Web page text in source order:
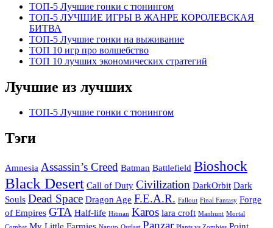
ТОП-5 Лучшие гонки с тюнингом
ТОП-5 ЛУЧШИЕ ИГРЫ В ЖАНРЕ КОРОЛЕВСКАЯ
БИТВА
ТОП-5 Лучшие гонки на выживание
ТОП 10 игр про волшебство
ТОП 10 лучших экономических стратегий
Лучшие из лучших
ТОП-5 Лучшие гонки с тюнингом
Тэги
Amnesia Assassin’s Creed Batman Battlefield Bioshock
Black Desert Call of Duty Civilization DarkOrbit Dark
Souls Dead Space Dragon Age F.E.A.R. Fallout Final Fantasy Forge
of Empires GTA Half-life Hitman Karos lara croft Manhunt Mortal
Panzar